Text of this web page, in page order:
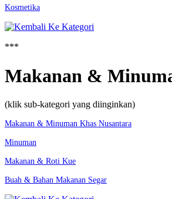
Kosmetika
***
Makanan &
(klik sub-kategori yang diinginkan)
Makanan & Minuman Khas Nusantara
Minuman
Makanan & Roti Kue
Buah & Bahan Makanan Segar